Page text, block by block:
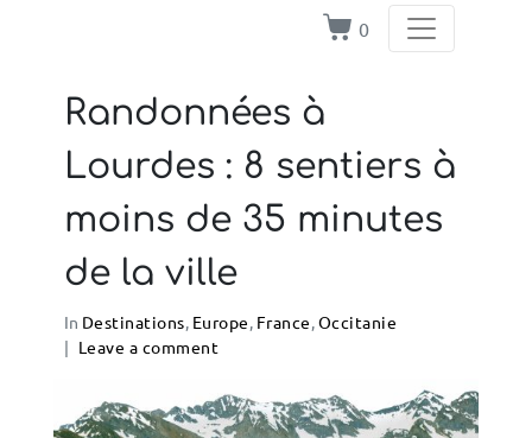
0
Randonnées à
Lourdes : 8 sentiers à
moins de 35 minutes
de la ville
In Destinations, Europe, France,Occitanie
Leave a comment